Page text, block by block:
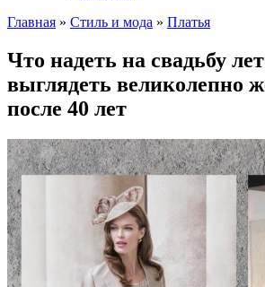
Главная » Стиль и мода » Платья
Что надеть на свадьбу
выглядеть великолепно
после 40 лет